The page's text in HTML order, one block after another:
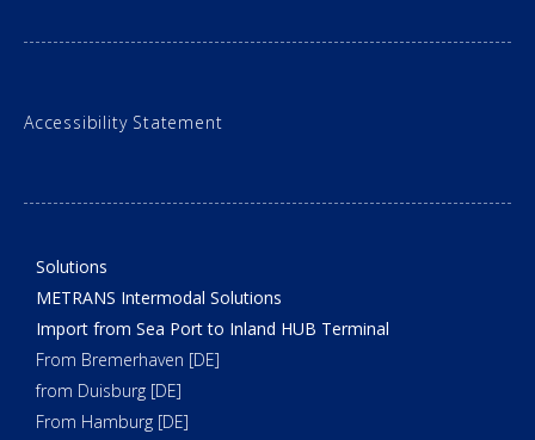
Accessibility Statement
Solutions
METRANS Intermodal Solutions
Import from Sea Port to Inland HUB Terminal
From Bremerhaven [DE]
from Duisburg [DE]
From Hamburg [DE]